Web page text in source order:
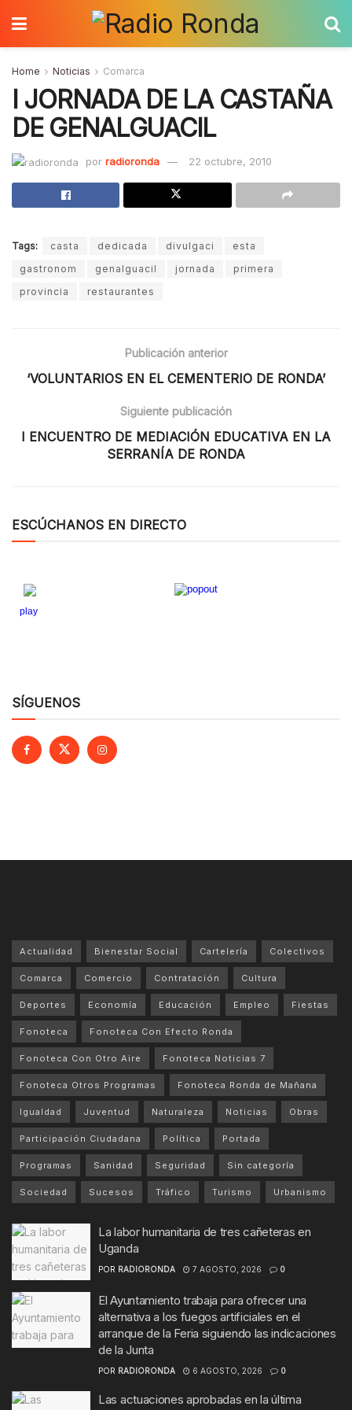
Home Noticias Comarca
I JORNADA DE LA CASTAÑA
DE GENALGUACIL
por radioronda 22 octubre, 2010
Tags: casta dedicada divulgaci
esta
gastronom
genalguacil jornada
primera
provincia
restaurantes
Publicación anterior
‘VOLUNTARIOS EN EL CEMENTERIO DE RONDA’
Siguiente publicación
I ENCUENTRO DE MEDIACIÓN EDUCATIVA EN LA
SERRANÍA DE RONDA
ESCÚCHANOS EN DIRECTO
SÍGUENOS
Actualidad Bienestar Social Cartelería Colectivos
Comarca Comercio Contratación Cultura
Deportes Economía Educación Empleo Fiestas
Fonoteca Fonoteca Con Efecto Ronda
Fonoteca Con Otro Aire Fonoteca Noticias 7
Fonoteca Otros Programas Fonoteca Ronda de Mañana
Igualdad Juventud Naturaleza Noticias Obras
Participación Ciudadana Política Portada
Programas Sanidad Seguridad Sin categoría
Sociedad Sucesos Tráfico Turismo Urbanismo
La labor humanitaria de tres cañeteras en
Uganda
POR RADIORONDA 7 AGOSTO, 2026 0
El Ayuntamiento trabaja para ofrecer una
alternativa a los fuegos artificiales en el
arranque de la Feria siguiendo las indicaciones
de la Junta
POR RADIORONDA 6 AGOSTO, 2026 0
Las actuaciones aprobadas en la última